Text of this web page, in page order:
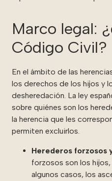
Marco legal:
Código Civil?
En el ámbito de las
los derechos de los hijos y
desheredación. La ley
sobre quiénes son los
la herencia que les
permiten excluirlos.
Herederos forzosos
forzosos son los
algunos casos, los